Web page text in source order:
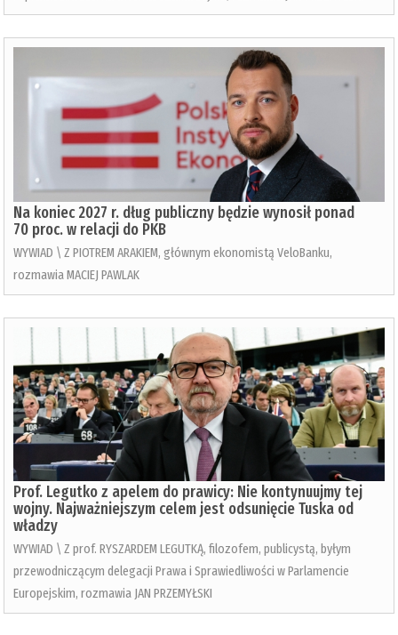
Na koniec 2027 r. dług publiczny będzie wynosił ponad
70 proc. w relacji do PKB
WYWIAD \ Z PIOTREM ARAKIEM, głównym ekonomistą VeloBanku,
rozmawia MACIEJ PAWLAK
Prof. Legutko z apelem do prawicy: Nie kontynuujmy tej
wojny. Najważniejszym celem jest odsunięcie Tuska od
władzy
WYWIAD \ Z prof. RYSZARDEM LEGUTKĄ, filozofem, publicystą, byłym
przewodniczącym delegacji Prawa i Sprawiedliwości w Parlamencie
Europejskim, rozmawia JAN PRZEMYŁSKI